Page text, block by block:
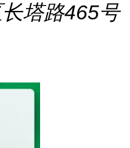
塔路465号